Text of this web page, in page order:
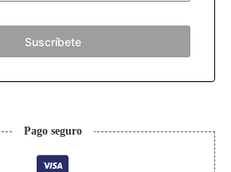
Pago seguro